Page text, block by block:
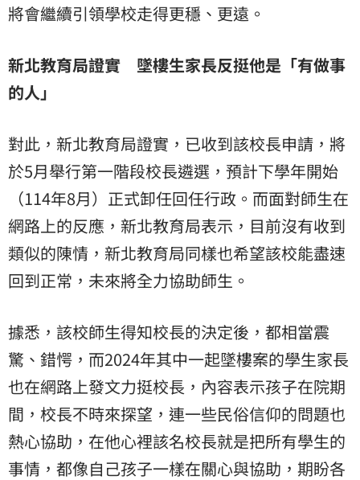
將會繼續引領學校走得更穩、更遠。
新北教育局證實 墜樓生家長反挺他是「有做事
的人」
對此，新北教育局證實，已收到該校長申請，將
於5月舉行第一階段校長遴選，預計下學年開始
（114年8月）正式卸任回任行政。而面對師生在
網路上的反應，新北教育局表示，目前沒有收到
類似的陳情，新北教育局同樣也希望該校能盡速
回到正常，未來將全力協助師生。
據悉，該校師生得知校長的決定後，都相當震
驚、錯愕，而2024年其中一起墜樓案的學生家長
也在網路上發文力挺校長，內容表示孩子在院期
間，校長不時來探望，連一些民俗信仰的問題也
熱心協助，在他心裡該名校長就是把所有學生的
事情，都像自己孩子一樣在關心與協助，期盼各